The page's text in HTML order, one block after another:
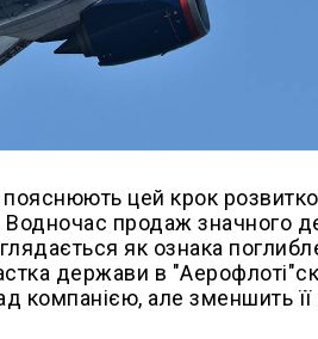
цей крок
Водночас продаж значного
як ознака
держави в
компанією, але зменшить